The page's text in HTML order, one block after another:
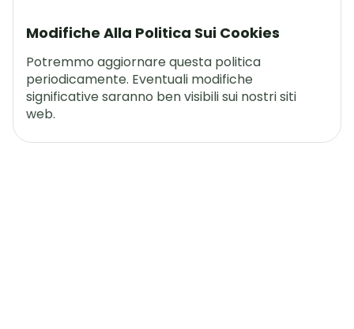
Modifiche Alla Politica Sui Cookies
Potremmo aggiornare questa politica
periodicamente. Eventuali modifiche
significative saranno ben visibili sui nostri siti
web.